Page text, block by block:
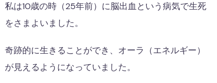
私は10歳の時（25年前）に脳出血という病気で生死
をさまよいました。
奇跡的に生きることができ、オーラ（エネルギー）
が見えるようになっていました。